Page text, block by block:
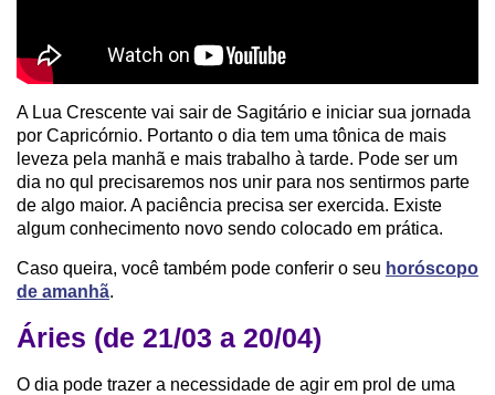
A Lua Crescente vai sair de Sagitário e iniciar sua jornada
por Capricórnio. Portanto o dia tem uma tônica de mais
leveza pela manhã e mais trabalho à tarde. Pode ser um
dia no qul precisaremos nos unir para nos sentirmos parte
de algo maior. A paciência precisa ser exercida. Existe
algum conhecimento novo sendo colocado em prática.
Caso queira, você também pode conferir o seu horóscopo
de amanhã.
Áries (de 21/03 a 20/04)
O dia pode trazer a necessidade de agir em prol de uma